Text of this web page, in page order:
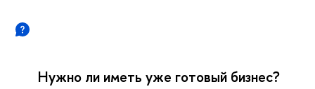
Нужно ли иметь уже готовый бизнес?